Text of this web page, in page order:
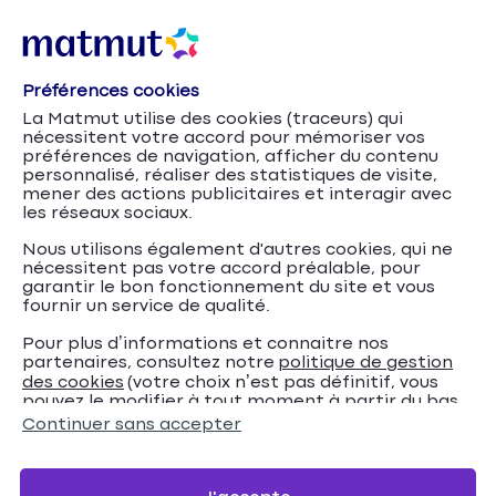
Crédit auto jeune conducteur
Crédit auto jeune
conducteur
Vous recherchez un crédit auto jeune conducteur
pour financer votre première voiture ? Découvrez le
crédit Auto Matmut pour les Jeunes : simulation et
Simulation crédit auto
Préférences cookies
La Matmut utilise des cookies (traceurs) qui
nécessitent votre accord pour mémoriser vos
préférences de navigation, afficher du contenu
personnalisé, réaliser des statistiques de visite,
mener des actions publicitaires et interagir avec
les réseaux sociaux.
Nous utilisons également d'autres cookies, qui ne
nécessitent pas votre accord préalable, pour
garantir le bon fonctionnement du site et vous
fournir un service de qualité.
Pour plus d’informations et connaitre nos
partenaires, consultez notre politique de gestion
des cookies (votre choix n’est pas définitif, vous
pouvez le modifier à tout moment à partir du bas
de page de notre site).
Continuer sans accepter